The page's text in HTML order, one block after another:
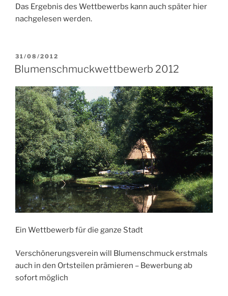
Das Ergebnis des Wettbewerbs kann auch später hier
nachgelesen werden.
VERÖFFENTLICHT
AM
31/08/2012
Blumenschmuckwettbewerb 2012
Ein Wettbewerb für die ganze Stadt
Verschönerungsverein will Blumenschmuck erstmals
auch in den Ortsteilen prämieren – Bewerbung ab
sofort möglich